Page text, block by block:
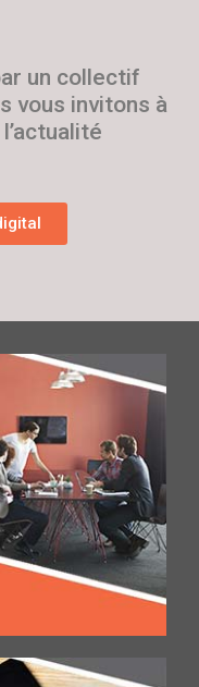
un collectif
vous invitons à